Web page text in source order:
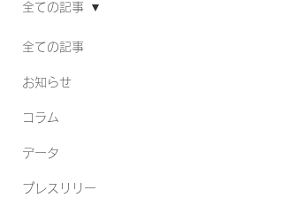
全ての記事
お知らせ
コラム
データ
プレスリリー
全ての記事